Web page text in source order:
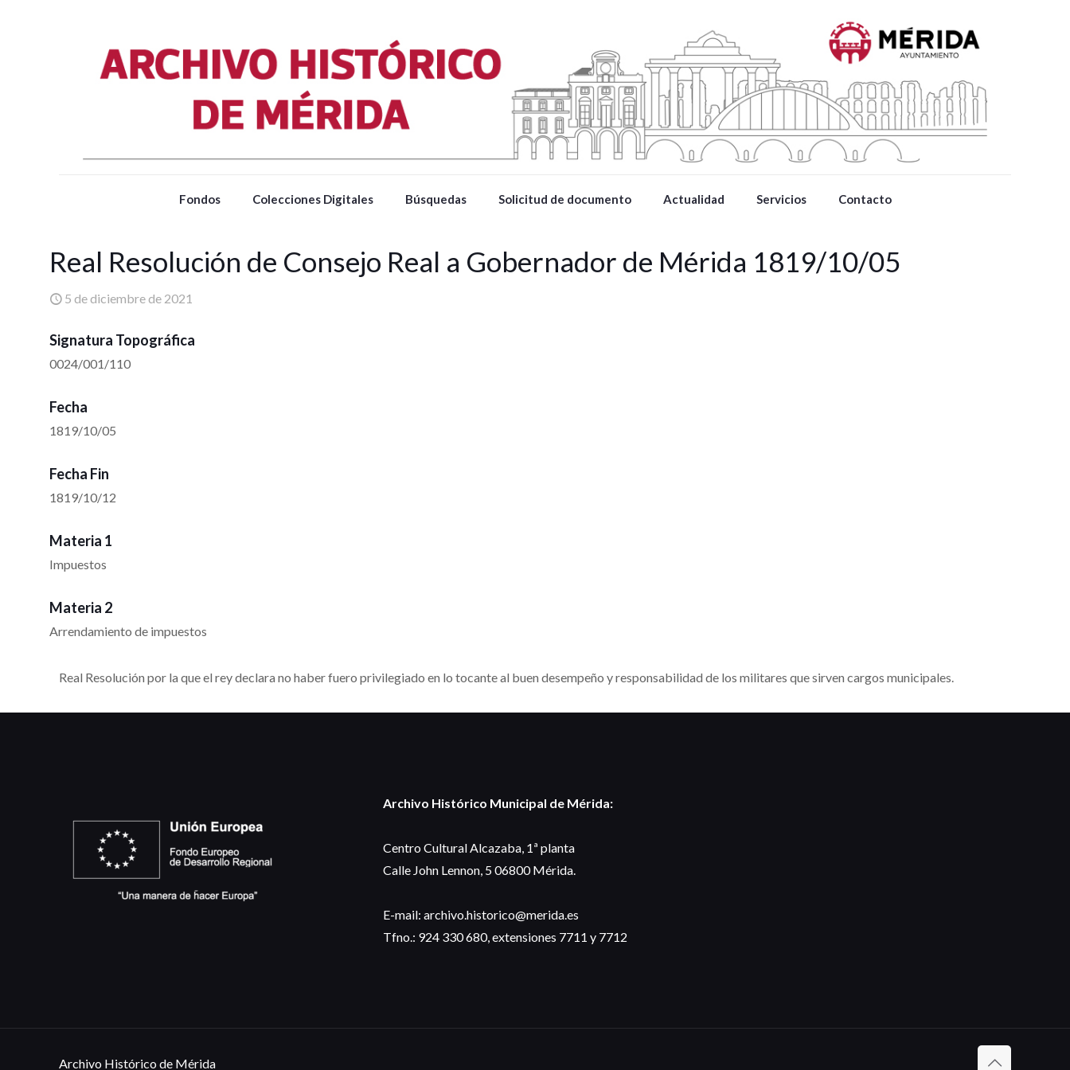
Fondos Colecciones Digitales Búsquedas Solicitud de documento Actualidad Servicios Contacto
Real Resolución de Consejo Real a Gobernador de Mérida 1819/10/05
5 de diciembre de 2021
Signatura Topográfica
0024/001/110
Fecha
1819/10/05
Fecha Fin
1819/10/12
Materia 1
Impuestos
Materia 2
Arrendamiento de impuestos
Real Resolución por la que el rey declara no haber fuero privilegiado en lo tocante al buen desempeño y responsabilidad de los militares que sirven cargos municipales.
Archivo Histórico Municipal de Mérida:
Centro Cultural Alcazaba, 1ª planta
Calle John Lennon, 5 06800 Mérida.
E-mail: archivo.historico@merida.es
Tfno.: 924 330 680, extensiones 7711 y 7712
Archivo Histórico de Mérida